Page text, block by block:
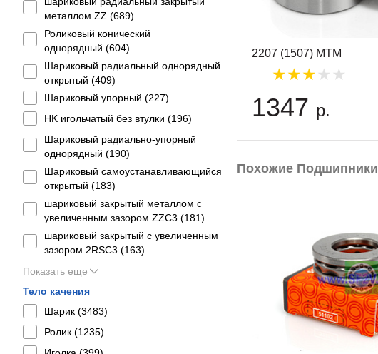
металлом ZZ (689)
Роликовый конический
однорядный (604)
Шариковый радиальный однорядный
открытый (409)
Шариковый упорный (227)
HK игольчатый без втулки (196)
Шариковый радиально-упорный
однорядный (190)
Шариковый самоустанавливающийся
открытый (183)
шариковый закрытый металлом с
увеличенным зазором ZZC3 (181)
шариковый закрытый с увеличенным
зазором 2RSС3 (163)
Показать еще
Тело качения
Шарик (3483)
Ролик (1235)
2207 (1507) MTM
1347 р.
Похожие Подшипники